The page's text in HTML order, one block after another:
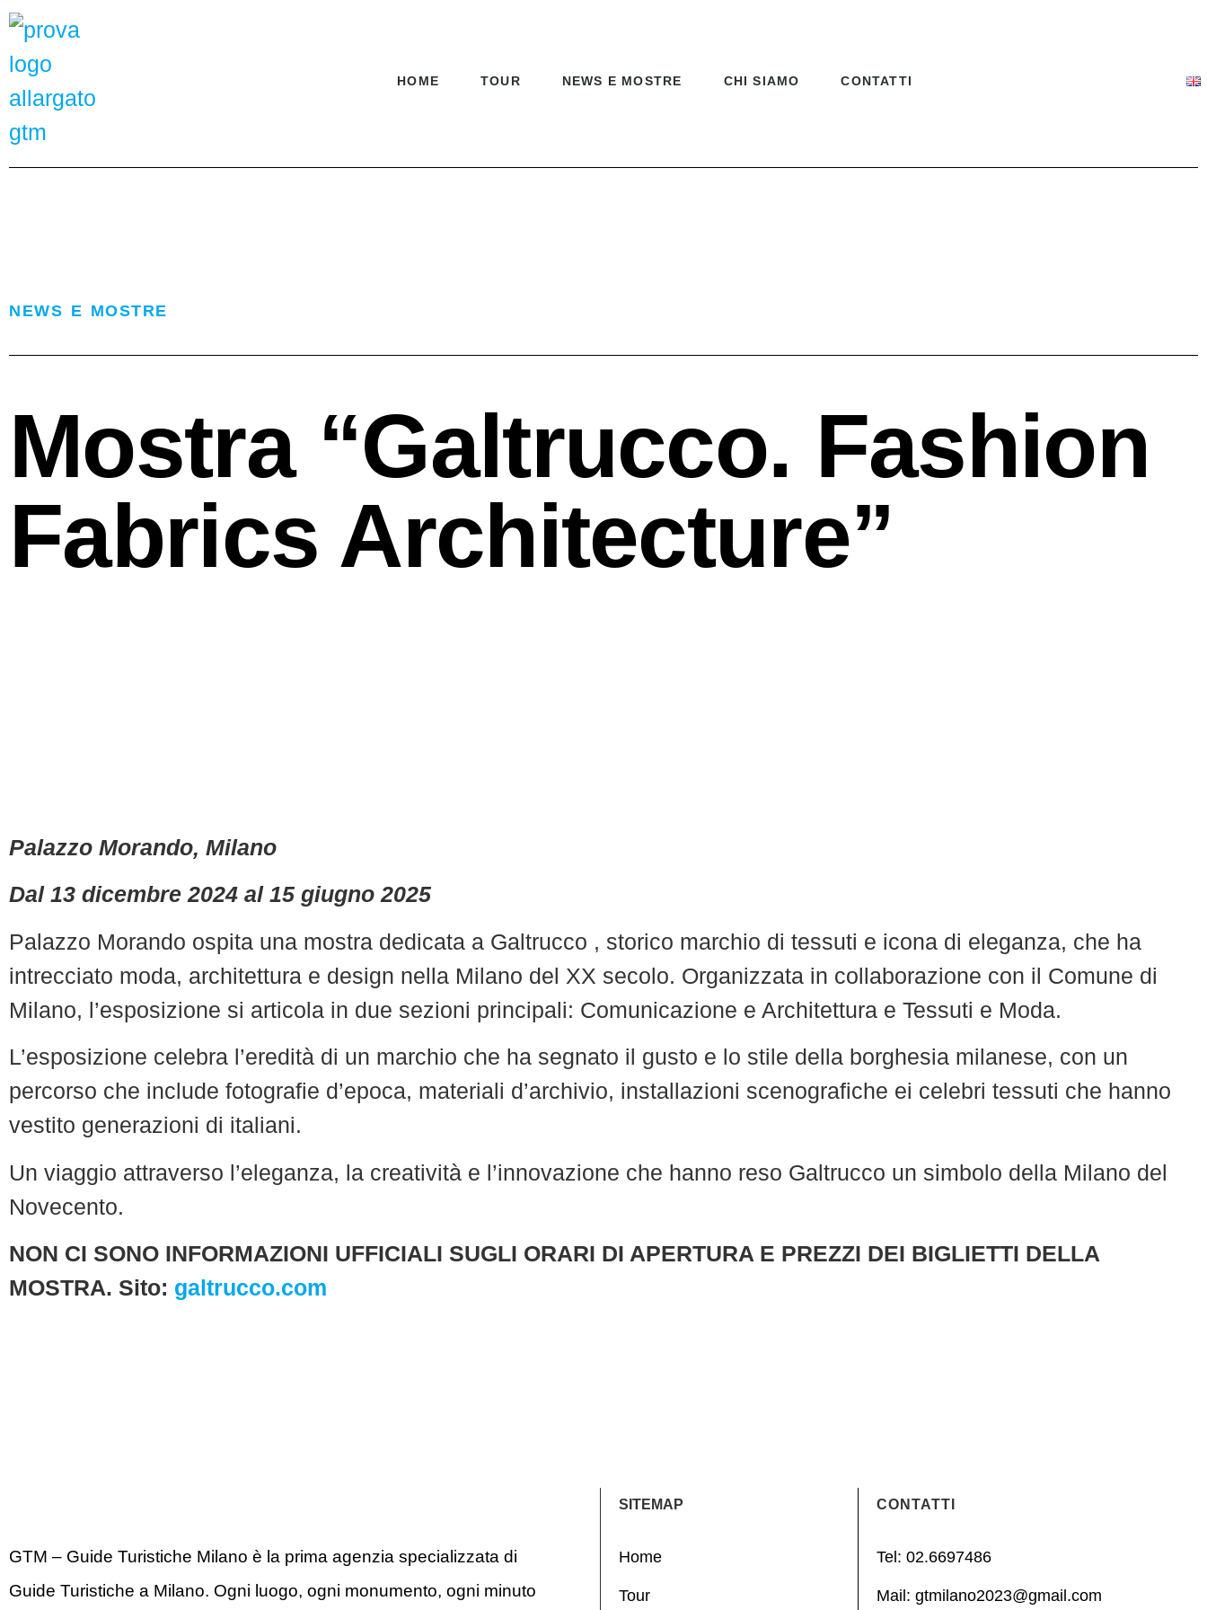
HOME TOUR NEWS E MOSTRE CHI SIAMO CONTATTI
NEWS E MOSTRE
Mostra “Galtrucco. Fashion
Fabrics Architecture”
Palazzo Morando, Milano
Dal 13 dicembre 2024 al 15 giugno 2025
Palazzo Morando ospita una mostra dedicata a Galtrucco , storico marchio di tessuti e icona di eleganza, che ha
intrecciato moda, architettura e design nella Milano del XX secolo. Organizzata in collaborazione con il Comune di
Milano, l’esposizione si articola in due sezioni principali: Comunicazione e Architettura e Tessuti e Moda.
L’esposizione celebra l’eredità di un marchio che ha segnato il gusto e lo stile della borghesia milanese, con un
percorso che include fotografie d’epoca, materiali d’archivio, installazioni scenografiche ei celebri tessuti che hanno
vestito generazioni di italiani.
Un viaggio attraverso l’eleganza, la creatività e l’innovazione che hanno reso Galtrucco un simbolo della Milano del
Novecento.
NON CI SONO INFORMAZIONI UFFICIALI SUGLI ORARI DI APERTURA E PREZZI DEI BIGLIETTI DELLA
MOSTRA. Sito: galtrucco.com
GTM – Guide Turistiche Milano è la prima agenzia specializzata di
Guide Turistiche a Milano. Ogni luogo, ogni monumento, ogni minuto
SITEMAP
Home
Tour
CONTATTI
Tel: 02.6697486
Mail: gtmilano2023@gmail.com